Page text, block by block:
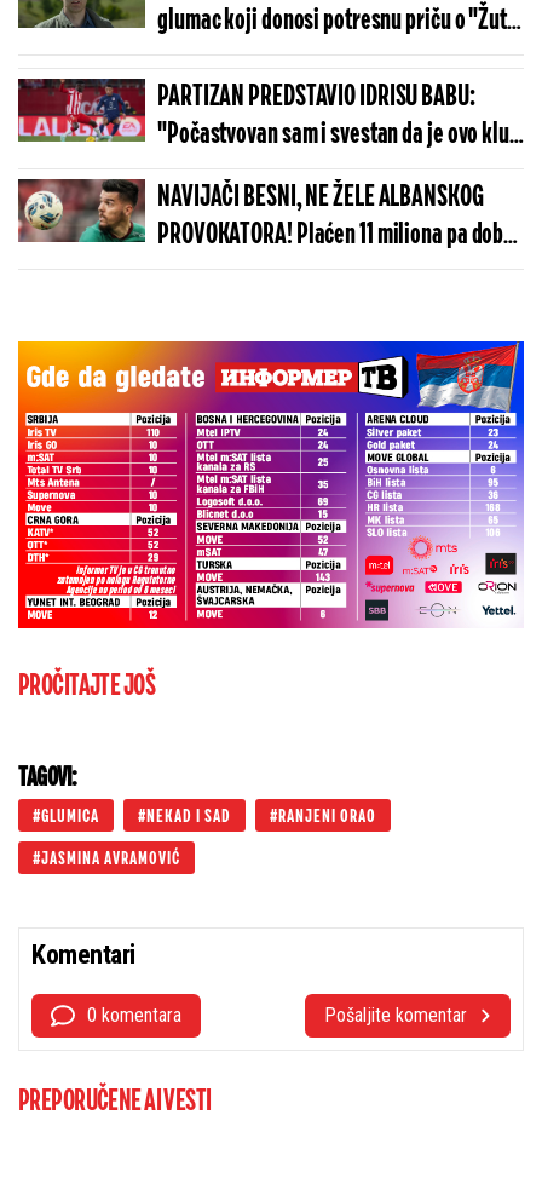
glumac koji donosi potresnu priču o "Žutoj
kući"
PARTIZAN PREDSTAVIO IDRISU BABU:
"Počastvovan sam i svestan da je ovo klub
sa velikom istorijom"
NAVIJAČI BESNI, NE ŽELE ALBANSKOG
PROVOKATORA! Plaćen 11 miliona pa dobio
brutalnu poruku
PROČITAJTE JOŠ
TAGOVI:
GLUMICA NEKAD I SAD RANJENI ORAO
JASMINA AVRAMOVIĆ
Komentari
0 komentara Pošaljite komentar
PREPORUČENE AI VESTI